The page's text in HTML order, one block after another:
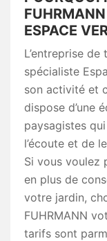
ESPACE
L’entreprise
spécialiste
son activité et
dispose d’une
paysagistes
l’écoute et de
Si vous voulez
en plus de
votre jardin,
FUHRMANN
tarifs sont